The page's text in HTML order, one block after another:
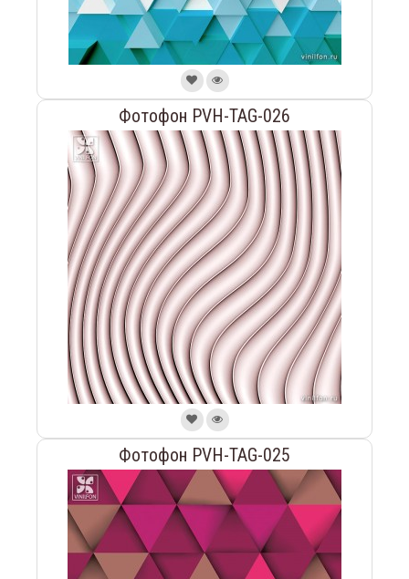
Фотофон PVH-TAG-026
Фотофон PVH-TAG-025